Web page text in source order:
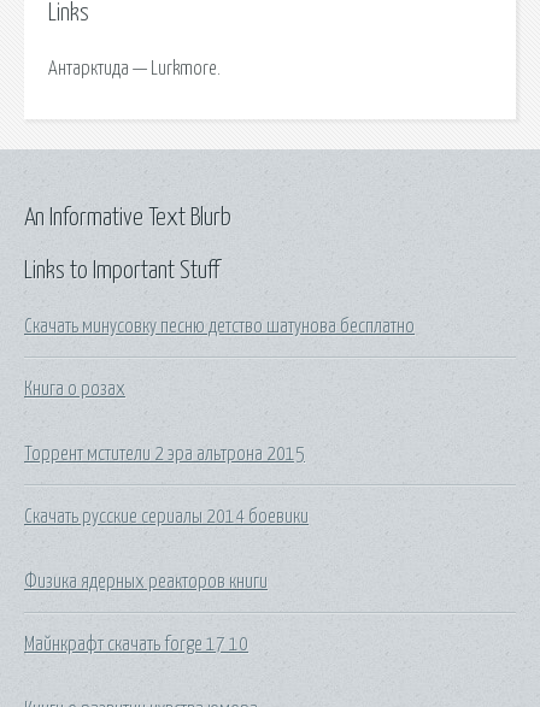
Links
Антарктида — Lurkmore.
Links to Important Stuff
Скачать минусовку песню детство шатунова бесплатно
Книга о розах
Торрент мстители 2 эра альтрона 2015
Скачать русские сериалы 2014 боевики
Физика ядерных реакторов книги
Майнкрафт скачать forge 17 10
An Informative Text Blurb